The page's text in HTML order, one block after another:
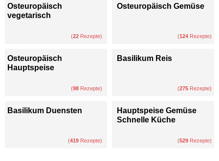
Osteuropäisch
vegetarisch
(22 Rezepte)
Osteuropäisch Gemüse
(124 Rezepte)
Osteuropäisch
Hauptspeise
(98 Rezepte)
Basilikum Reis
(275 Rezepte)
Basilikum Duensten
(419 Rezepte)
Hauptspeise Gemüse
Schnelle Küche
(529 Rezepte)